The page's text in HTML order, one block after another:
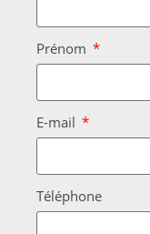
Prénom
E-mail
Téléphone